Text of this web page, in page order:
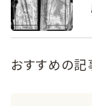
おすすめの記